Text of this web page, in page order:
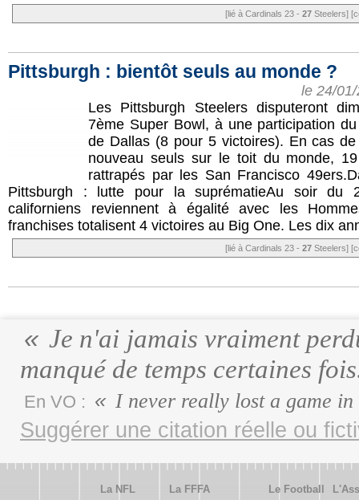
[lié à Cardinals 23 - 27 Steelers]
Pittsburgh : bientôt seuls au monde ?
le 24/
Les Pittsburgh Steelers disputeront
7ème Super Bowl, à une participation
de Dallas (8 pour 5 victoires). En cas
nouveau seuls sur le toit du monde,
rattrapés par les San Francisco
Pittsburgh : lutte pour la suprématieAu soir du
californiens reviennent à égalité avec les
franchises totalisent 4 victoires au Big One. Les dix
[lié à Cardinals 23 - 27 Steelers]
Je n'ai jamais vraiment
manqué de temps certaines
En VO : I never really lost a game
Suggérer une citation réelle ou
La NFL
La FFFA
Le Football